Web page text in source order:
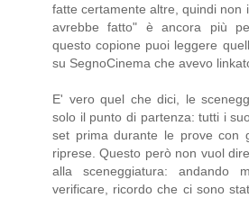
fatte certamente altre, quindi non
avrebbe fatto" è ancora più
questo copione puoi leggere
su SegnoCinema che avevo
E' vero quel che dici, le
solo il punto di partenza: tutti i
set prima durante le prove con
riprese. Questo però non vuol
alla sceneggiatura: andando
verificare, ricordo che ci sono